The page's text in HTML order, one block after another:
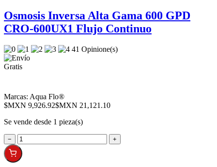
Osmosis Inversa Alta Gama 600 GPD
CRO-600UX1 Flujo Continuo
41 Opinione(s)
Marcas: Aqua Flo®
$MXN 9,926.92$MXN 21,121.10
Se vende desde 1 pieza(s)
− +